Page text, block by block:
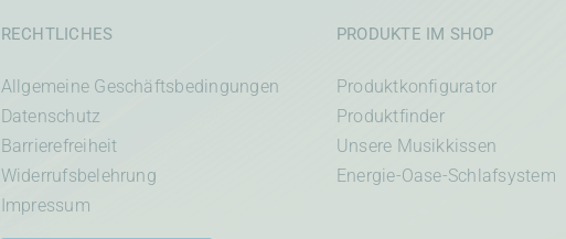
RECHTLICHES
Allgemeine Geschäftsbedingungen
Datenschutz
Barrierefreiheit
Widerrufsbelehrung
Impressum
PRODUKTE IM SHOP
Produktkonfigurator
Produktfinder
Unsere Musikkissen
Energie-Oase-Schlafsystem